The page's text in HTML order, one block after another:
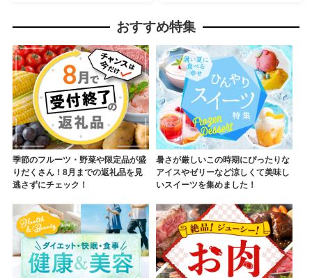
おすすめ特集
季節のフルーツ・野菜や限定品が盛
りだくさん！8月までの返礼品を見
逃さずにチェック！
暑さが厳しいこの時期にぴったりな
アイスやゼリーなど涼しくて美味し
いスイーツを集めました！